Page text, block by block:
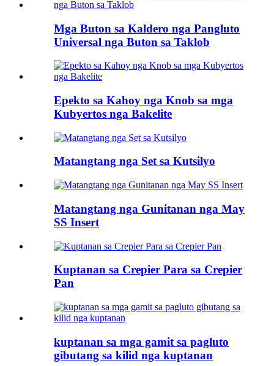
Mga Buton sa Kaldero nga Pangluto
Universal nga Buton sa Taklob
Epekto sa Kahoy nga Knob sa mga
Kubyertos nga Bakelite
Matangtang nga Set sa Kutsilyo
Matangtang nga Gunitanan nga May
SS Insert
Kuptanan sa Crepier Para sa Crepier
Pan
kuptanan sa mga gamit sa pagluto
gibutang sa kilid nga kuptanan